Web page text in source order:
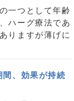
一つとして年齢
ハーグ療法であ
りますが薄げに
、効果が持続